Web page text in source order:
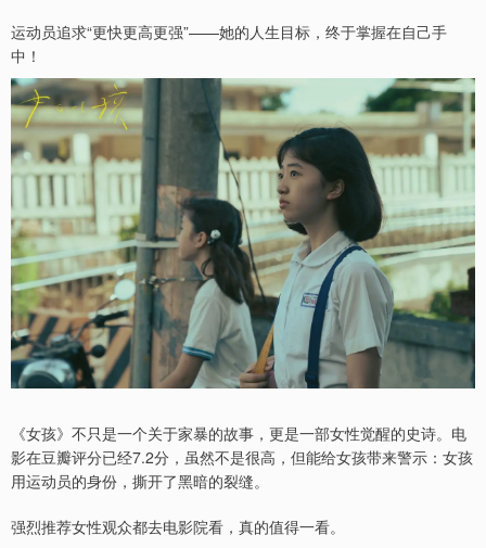
运动员追求“更快更高更强”——她的人生目标，终于掌握在自己手
中！
《女孩》不只是一个关于家暴的故事，更是一部女性觉醒的史诗。电
影在豆瓣评分已经7.2分，虽然不是很高，但能给女孩带来警示：女孩
用运动员的身份，撕开了黑暗的裂缝。
强烈推荐女性观众都去电影院看，真的值得一看。